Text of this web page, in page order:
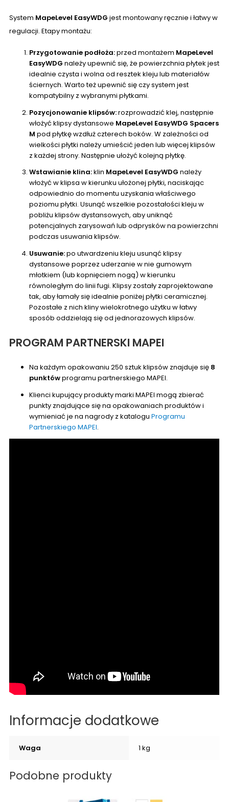
System MapeLevel EasyWDG jest montowany ręcznie i łatwy w
regulacji. Etapy montażu:
Przygotowanie podłoża:przed montażem MapeLevel
EasyWDG należy upewnić się, że powierzchnia płytek jest
idealnie czysta i wolna od resztek kleju lub materiałów
ściernych. Warto też upewnić się czy system jest
kompatybilny z wybranymi płytkami.
Pozycjonowanie klipsów:rozprowadzić klej, następnie
włożyć klipsy dystansowe MapeLevel EasyWDG Spacers
M pod płytkęwzdłuż czterech boków. W zależności od
wielkości płytki należy umieścić jeden lub więcejklipsów
z każdej strony. Następnie ułożyć kolejnąpłytkę.
Wstawianie klina:klin MapeLevel EasyWDGnależy
włożyć w klipsa w kierunku ułożonej płytki, naciskając
odpowiednio do momentu uzyskania właściwego
poziomu płytki. Usunąć wszelkie pozostałości kleju w
pobliżu klipsów dystansowych, aby uniknąć
potencjalnych zarysowań lub odprysków na powierzchni
podczas usuwania klipsów.
Usuwanie:po utwardzeniu kleju usunąć klipsy
dystansowe poprzezuderzanie w nie gumowym
młotkiem (lub kopnięciemnogą)w kierunku
równoległymdo linii fugi. Klipsy zostały zaprojektowane
tak, aby łamały się idealnie poniżej płytki ceramicznej.
Pozostałe z nich kliny wielokrotnego użytku w łatwy
sposób oddzielają się od jednorazowych klipsów.
PROGRAM PARTNERSKI MAPEI
Na każdym opakowaniu 250 sztuk klipsów znajduje się 8
punktówprogramu partnerskiego MAPEI.
Klienci kupujący produkty marki MAPEI mogą zbierać
punkty znajdujące się na opakowaniach produktów i
wymieniać je na nagrody z kataloguProgramu
Partnerskiego MAPEI.
Informacje dodatkowe
Waga 1 kg
Podobne produkty